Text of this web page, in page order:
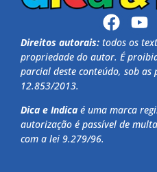
Direitos autorais: todos os
propriedade do autor. É
parcial deste conteúdo, sob as
12.853/2013.
Dica e Indica é uma marca
autorização é passível de
com a lei 9.279/96.